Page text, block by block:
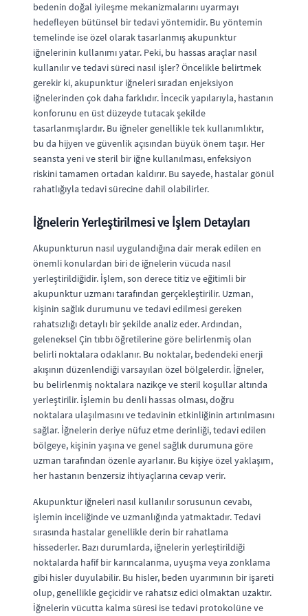
bedenin doğal iyileşme mekanizmalarını uyarmayı
hedefleyen bütünsel bir tedavi yöntemidir. Bu yöntemin
temelinde ise özel olarak tasarlanmış akupunktur
iğnelerinin kullanımı yatar. Peki, bu hassas araçlar nasıl
kullanılır ve tedavi süreci nasıl işler? Öncelikle belirtmek
gerekir ki, akupunktur iğneleri sıradan enjeksiyon
iğnelerinden çok daha farklıdır. İncecik yapılarıyla, hastanın
konforunu en üst düzeyde tutacak şekilde
tasarlanmışlardır. Bu iğneler genellikle tek kullanımlıktır,
bu da hijyen ve güvenlik açısından büyük önem taşır. Her
seansta yeni ve steril bir iğne kullanılması, enfeksiyon
riskini tamamen ortadan kaldırır. Bu sayede, hastalar gönül
rahatlığıyla tedavi sürecine dahil olabilirler.
İğnelerin Yerleştirilmesi ve İşlem Detayları
Akupunkturun nasıl uygulandığına dair merak edilen en
önemli konulardan biri de iğnelerin vücuda nasıl
yerleştirildiğidir. İşlem, son derece titiz ve eğitimli bir
akupunktur uzmanı tarafından gerçekleştirilir. Uzman,
kişinin sağlık durumunu ve tedavi edilmesi gereken
rahatsızlığı detaylı bir şekilde analiz eder. Ardından,
geleneksel Çin tıbbı öğretilerine göre belirlenmiş olan
belirli noktalara odaklanır. Bu noktalar, bedendeki enerji
akışının düzenlendiği varsayılan özel bölgelerdir. İğneler,
bu belirlenmiş noktalara nazikçe ve steril koşullar altında
yerleştirilir. İşlemin bu denli hassas olması, doğru
noktalara ulaşılmasını ve tedavinin etkinliğinin artırılmasını
sağlar. İğnelerin deriye nüfuz etme derinliği, tedavi edilen
bölgeye, kişinin yaşına ve genel sağlık durumuna göre
uzman tarafından özenle ayarlanır. Bu kişiye özel yaklaşım,
her hastanın benzersiz ihtiyaçlarına cevap verir.
Akupunktur iğneleri nasıl kullanılır sorusunun cevabı,
işlemin inceliğinde ve uzmanlığında yatmaktadır. Tedavi
sırasında hastalar genellikle derin bir rahatlama
hissederler. Bazı durumlarda, iğnelerin yerleştirildiği
noktalarda hafif bir karıncalanma, uyuşma veya zonklama
gibi hisler duyulabilir. Bu hisler, beden uyarımının bir işareti
olup, genellikle geçicidir ve rahatsız edici olmaktan uzaktır.
İğnelerin vücutta kalma süresi ise tedavi protokolüne ve